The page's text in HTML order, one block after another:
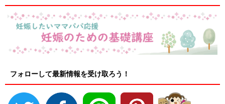
フォローして最新情報を受け取ろう！